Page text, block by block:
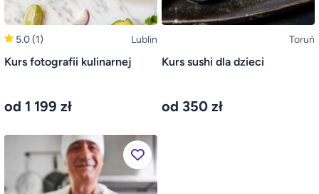
5.0(1) Lublin
Kurs fotografii kulinarnej
od 1 199 zł
Toruń
Kurs sushi dla dzieci
od 350 zł